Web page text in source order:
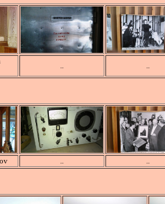
.. ..
.. ..